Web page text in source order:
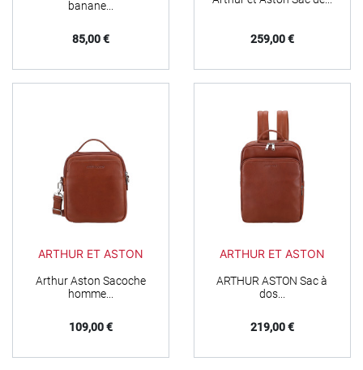
banane...
Prix
85,00 € Prix
259,00 €
ARTHUR ET ASTON
Arthur Aston Sacoche
homme...
Prix
109,00 €
ARTHUR ET ASTON
ARTHUR ASTON Sac à
dos...
Prix
219,00 €